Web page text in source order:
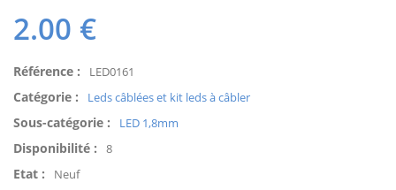
2.00 €
Référence : LED0161
Catégorie : Leds câblées et kit leds à câbler
Sous-catégorie : LED 1,8mm
Disponibilité : 8
Etat : Neuf